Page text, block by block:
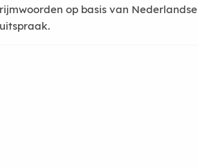
rijmwoorden op basis van Nederlandse
uitspraak.